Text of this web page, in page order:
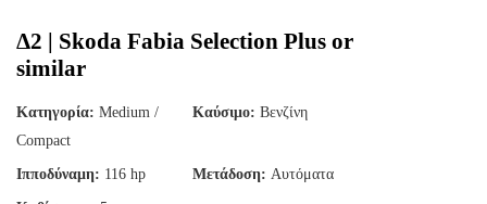
Δ2 | Skoda Fabia Selection Plus or
similar
Κατηγορία: Medium /
Compact
Καύσιμο: Βενζίνη
Ιπποδύναμη: 116 hp Μετάδοση: Αυτόματα